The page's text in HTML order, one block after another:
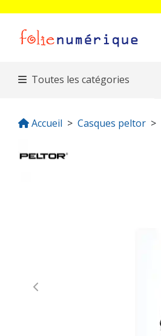
Toutes les catégories
Accueil Casques peltor
Previous